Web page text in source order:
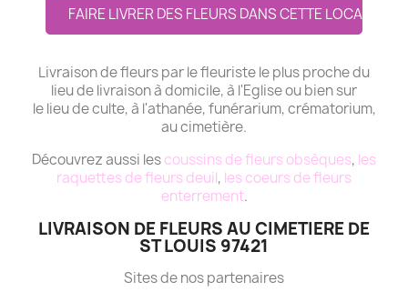
FAIRE LIVRER DES FLEURS DANS CETTE LOCALITE
Livraison de fleurs par le fleuriste le plus proche du
lieu de livraison à domicile, à l'Eglise ou bien sur
le lieu de culte, à l'athanée, funérarium, crématorium,
au cimetière.
Découvrez aussi lescoussins de fleurs obsèques, les
raquettes de fleurs deuil, les coeurs de fleurs
enterrement.
LIVRAISON DE FLEURS AU CIMETIERE DE
ST LOUIS 97421
Sites de nos partenaires